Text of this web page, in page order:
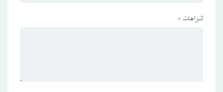
ئىزاھات *